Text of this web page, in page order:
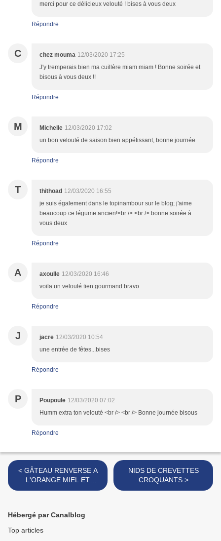
merci pour ce délicieux velouté ! bises à vous deux
Répondre
C chez mouma 12/03/2020 17:25
J'y tremperais bien ma cuillère miam miam ! Bonne soirée et
bisous à vous deux !!
Répondre
M Michelle 12/03/2020 17:02
un bon velouté de saison bien appétissant, bonne journée
Répondre
T thithoad 12/03/2020 16:55
je suis également dans le topinambour sur le blog; j'aime
beaucoup ce légume ancien!<br /> <br /> bonne soirée à
vous deux
Répondre
A axoulle 12/03/2020 16:46
voila un velouté tien gourmand bravo
Répondre
J jacre 12/03/2020 10:54
une entrée de fêtes...bises
Répondre
P Poupoule 12/03/2020 07:02
Humm extra ton velouté <br /> <br /> Bonne journée bisous
Répondre
< GÂTEAU RENVERSE A
L'ORANGE MIEL ET
PAVOT
NIDS DE CREVETTES
CROQUANTS >
Hébergé par Canalblog
Top articles